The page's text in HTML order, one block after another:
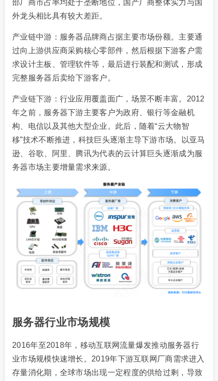
部厂商市占率均处于垄断地位，国产厂商整体实力与国
外龙头相比具有较大差距。
产业链中游：服务器品牌商占据主要市场份额。主要通
过向上游供应商采购核心零部件，然后根据下游客户需
求设计主板、管理软件等，最后进行装配和测试，形成
完整服务器后卖给下游客户。
产业链下游：行业应用覆盖面广，场景不断丰富。2012
年之前，服务器下游主要客户为政府、银行等金融机
构、电信以及其他大型企业。此后，随着“云大物智
移”技术不断推进，科技巨头逐渐主导下游市场。以亚马
逊、谷歌、阿里、腾讯为代表的云计算巨头逐渐成为服
务器市场主要增量需求来源。
服务器行业市场规模
2016年至2018年，移动互联网流量爆发推动服务器行
业市场规模快速增长。2019年下游互联网厂商需求进入
存量消化期，全球市场出现一定程度的供给过剩，导致